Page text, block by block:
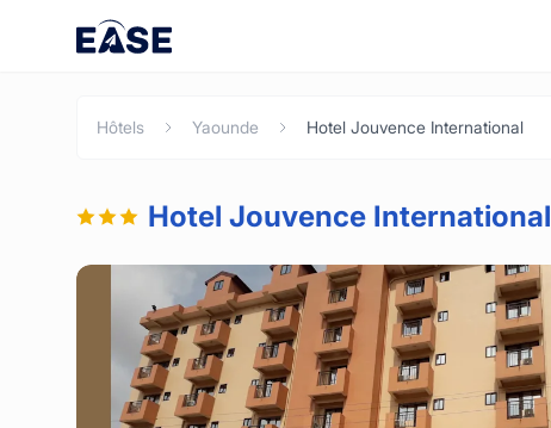
Hôtels Yaounde Hotel Jouvence International
Hotel Jouvence International